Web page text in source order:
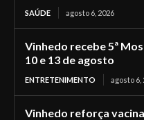
SAÚDE agosto 6, 2026
Vinhedo recebe 5ª
10 e 13 de agosto
ENTRETENIMENTO agosto 6,
Vinhedo reforça